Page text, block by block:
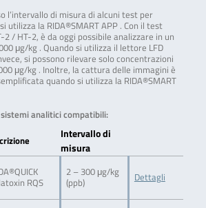
l’intervallo di misura di alcuni test per
utilizza la RIDA®SMART APP . Con il test
2 / HT-2, è da oggi possibile analizzare in un
μg/kg . Quando si utilizza il lettore LFD
si possono rilevare solo concentrazioni
μg/kg . Inoltre, la cattura delle immagini è
quando si utilizza la RIDA®SMART
sistemi analitici compatibili:
Intervallo di
misura
RQS
2 – 300 μg/kg
(ppb)
Dettagli